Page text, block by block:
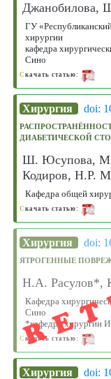
Джанобилова,
ГУ
хирургии
кафедра
Сино
С качать статью:
Хирургия doi:
ДИАБЕТИЧЕСКОЙ
Ш. Юсупова,
Кодиров, Н.Р.
Кафедра общей
С качать статью:
Хирургия doi:
ЯТРОГЕННЫЕ
Н.А. Расулов*,
Кафедра
Сино
*кафедра хирургии
С качать статью:
Хирургия doi: